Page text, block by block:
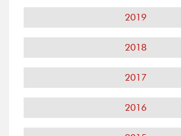
2019
2018
2017
2016